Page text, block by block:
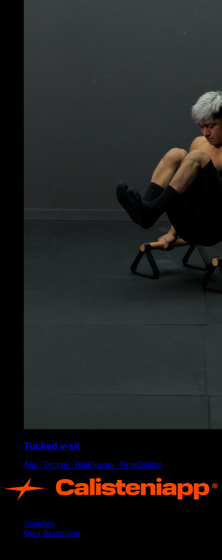
Tucked v-sit
Abs ∙ Triceps ∙ HipFlexors ∙ RearDeltoid
Sessões
Guia do usuário